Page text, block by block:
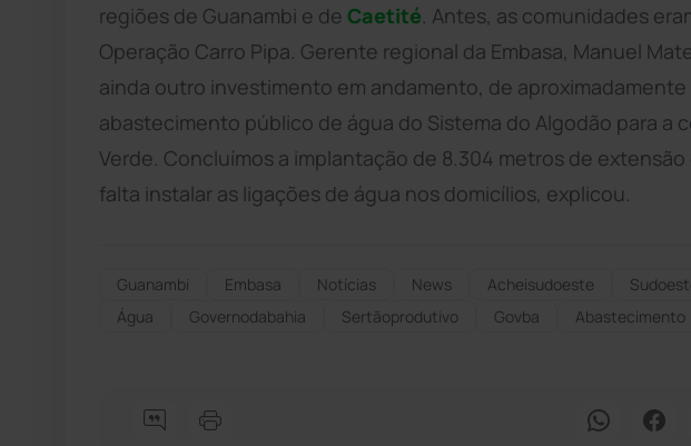
regiões de Guanambi e de Caetité. Antes, as comunidades
Operação Carro Pipa. Gerente regional da Embasa, Manuel
ainda outro investimento em andamento, de aproximadamente
abastecimento público de água do Sistema do Algodão para a
Verde. Concluímos a implantação de 8.304 metros de
falta instalar as ligações de água nos domicílios, explicou.
Guanambi Embasa Notícias News Acheisudoeste
Água
Governodabahia Sertãoprodutivo Govba Abastecimento